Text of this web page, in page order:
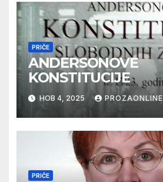
PRIČE
ANDERSONOVE
KONSTITUCIJE
НОВ 4, 2025 PROZAONLINE
PRIČE